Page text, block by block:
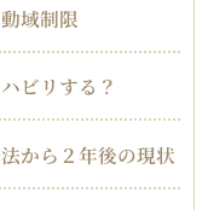
域制限
ビリする？
から２年後の現状